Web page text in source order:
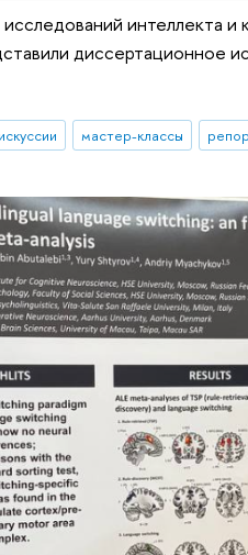
интеллекта и
диссертационное
мастер-классы